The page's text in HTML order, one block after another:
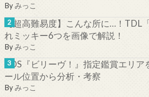
Byみっこ
【超高難易度】こんな所に…！TDL
れミッキー6つを画像で解説！
Byみっこ
TDS『ビリーヴ！』指定鑑賞エリア
ール位置から分析・考察
Byみっこ